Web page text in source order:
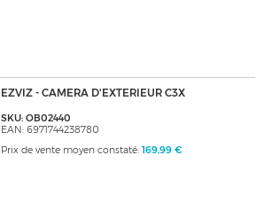
EZVIZ - CAMERA D'EXTERIEUR C3X
SKU: OB02440
EAN: 6971744238780
Prix de vente moyen constaté: 169,99 €